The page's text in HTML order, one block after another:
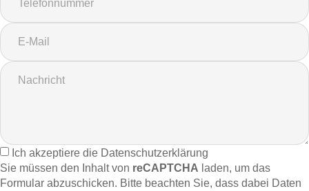
Ich akzeptiere die Datenschutzerklärung
Sie müssen den Inhalt von reCAPTCHA laden, um das
Formular abzuschicken. Bitte beachten Sie, dass dabei Daten